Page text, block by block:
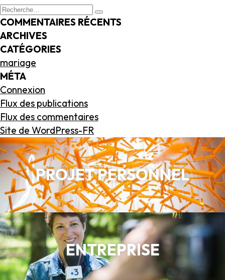
DE
L’ARTICLE
Recherche
pour
:
Recherche
COMMENTAIRES RÉCENTS
ARCHIVES
CATÉGORIES
mariage
MÉTA
Connexion
Flux des publications
Flux des commentaires
Site de WordPress-FR
PROJET PERSONNEL
ENTREPRISE